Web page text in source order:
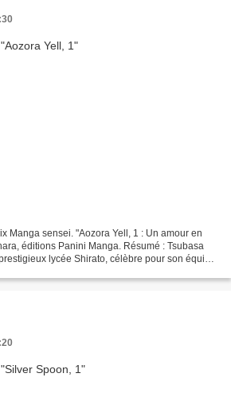
Manga sensei. "Aozora Yell, 1 : Un amour en
éditions Panini Manga. Résumé : Tsubasa
lycée Shirato, célèbre pour son équipe